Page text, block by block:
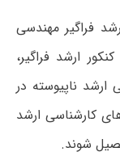
فراگیر مهندسی
ارشد فراگیر،
ارشد ناپیوسته در
دوره‌های کارشناسی ارشد
شوند.